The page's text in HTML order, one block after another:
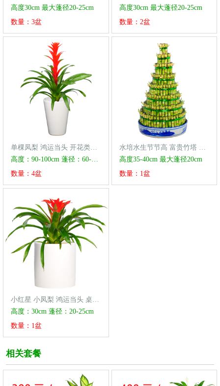
高度30cm 最大蓬径20-25cm
数量：3盆
高度30cm 最大蓬径20-25cm
数量：2盆
单棵凤梨 鸿运当头 开花类植物
高度：90-100cm 蓬径：60-70cm
数量：4盆
水培水生节节高 富贵竹塔 水生植物
高度35-40cm 最大蓬径20cm
数量：1盆
高度：30cm 蓬径：20-25cm
数量：1盆
相关套餐